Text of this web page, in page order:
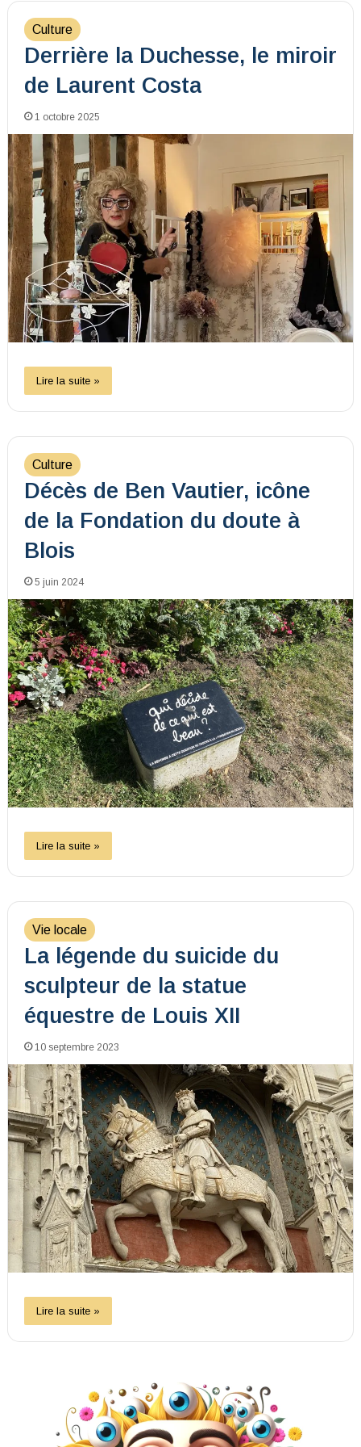
Culture
Derrière la Duchesse, le miroir
de Laurent Costa
1 octobre 2025
Lire la suite »
Culture
Décès de Ben Vautier, icône
de la Fondation du doute à
Blois
5 juin 2024
Lire la suite »
Vie locale
La légende du suicide du
sculpteur de la statue
équestre de Louis XII
10 septembre 2023
Lire la suite »